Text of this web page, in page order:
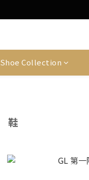
Shoe Collection
鞋